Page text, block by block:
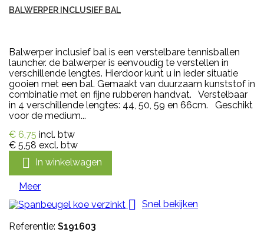
BALWERPER INCLUSIEF BAL
Balwerper inclusief bal is een verstelbare tennisballen
launcher. de balwerper is eenvoudig te verstellen in
verschillende lengtes. Hierdoor kunt u in ieder situatie
gooien met een bal. Gemaakt van duurzaam kunststof in
combinatie met en fijne rubberen handvat. Verstelbaar
in 4 verschillende lengtes: 44, 50, 59 en 66cm. Geschikt
voor de medium...
€ 6,75 incl. btw
€ 5,58 excl. btw
 In winkelwagen
Meer

Snel bekijken
Referentie: S191603